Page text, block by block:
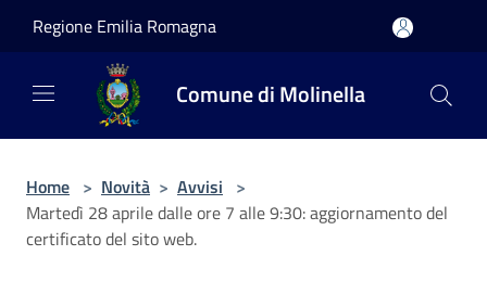
Regione Emilia Romagna
Comune di Molinella
Home > Novità > Avvisi >
Martedì 28 aprile dalle ore 7 alle 9:30: aggiornamento del
certificato del sito web.